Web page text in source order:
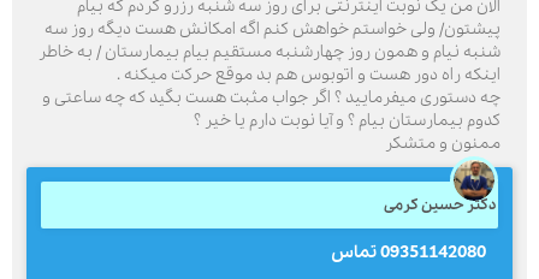
من یک نوبت اینترنتی برای روز سه شنبه رزرو کردم که بیام
ولی خواستم خواهش کنم اگه امکانش هست دیگه روز سه
نیام و همون روز چهارشنبه مستقیم بیام بیمارستان / به خاطر
راه دور هست و اتوبوس هم بد موقع حرکت میکنه .
دستوری میفرمایید ؟ اگر جواب مثبت هست بگید که چه ساعتی و
بیمارستان بیام ؟ و آیا نوبت دارم یا خیر ؟
و متشکر
دکتر حسین کرمی
09351142080 تماس قدرت گرفته از